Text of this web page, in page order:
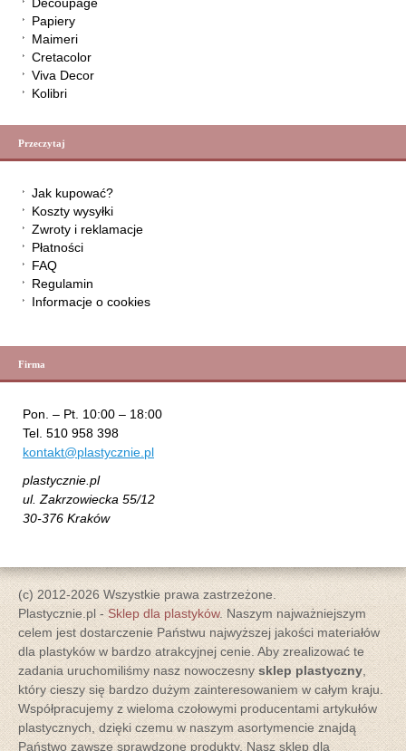
Papiery
Maimeri
Cretacolor
Viva Decor
Kolibri
Przeczytaj
Jak kupować?
Koszty wysyłki
Zwroty i reklamacje
Płatności
FAQ
Regulamin
Informacje o cookies
Firma
Pon. – Pt. 10:00 – 18:00
Tel. 510 958 398
kontakt@plastycznie.pl
plastycznie.pl
ul. Zakrzowiecka 55/12
30-376 Kraków
(c) 2012-2026 Wszystkie prawa zastrzeżone.
Plastycznie.pl -Sklep dla plastyków. Naszym najważniejszym
celem jest dostarczenie Państwu najwyższej jakości materiałów
dla plastyków w bardzo atrakcyjnej cenie. Aby zrealizować te
zadania uruchomiliśmy nasz nowoczesnysklep plastyczny,
który cieszy się bardzo dużym zainteresowaniem w całym kraju.
Współpracujemy z wieloma czołowymi producentami artykułów
plastycznych, dzięki czemu w naszym asortymencie znajdą
Państwo zawsze sprawdzone produkty. Nasz sklep dla